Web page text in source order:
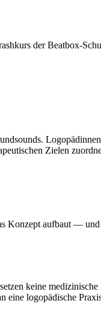
der Beatbox-
Zielen
Konzept aufbaut —
keine
logopädische